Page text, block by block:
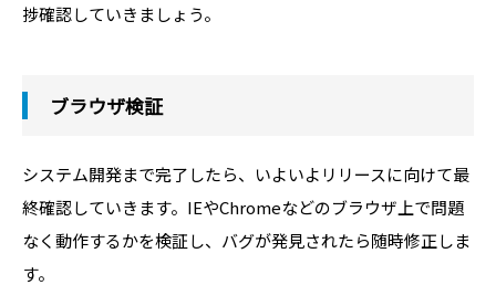
捗確認していきましょう。
ブラウザ検証
システム開発まで完了したら、いよいよリリースに向けて最
終確認していきます。IEやChromeなどのブラウザ上で問題
なく動作するかを検証し、バグが発見されたら随時修正しま
す。